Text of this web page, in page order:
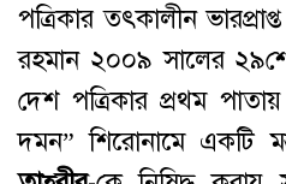
পত্রিকার তৎকালীন
রহমান ২০০৯ সালের
দেশ পত্রিকার প্রথম
দমন” শিরোনামে একটি